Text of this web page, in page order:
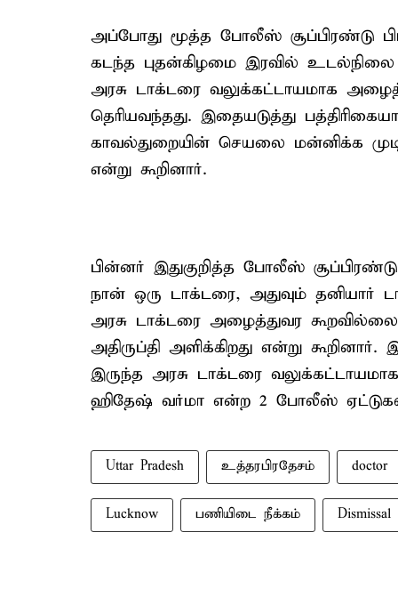
அப்போது மூத்த போலீஸ் சூப்பிரண்டு
கடந்த புதன்கிழமை இரவில்
அரசு டாக்டரை வலுக்கட்டாயமாக
தெரியவந்தது. இதையடுத்து
காவல்துறையின் செயலை மன்னிக்க
என்று கூறினார்.
பின்னர் இதுகுறித்த போலீஸ் சூப்பிரண்டு
நான் ஒரு டாக்டரை, அதுவும்
அரசு டாக்டரை அழைத்துவர
அதிருப்தி அளிக்கிறது என்று
இருந்த அரசு டாக்டரை
ஹிதேஷ் வர்மா என்ற 2 போலீஸ்
Uttar Pradesh உத்தரபிரதேசம் doctor
Lucknow பணியிடை நீக்கம் Dismissal